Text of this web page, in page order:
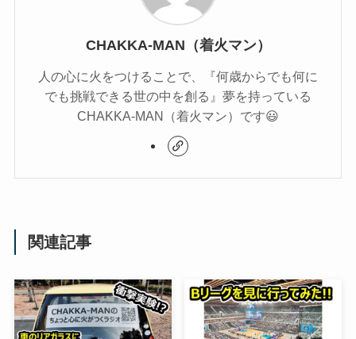
CHAKKA-MAN（着火マン）
人の心に火をつけることで、『何歳からでも何に
でも挑戦できる世の中を創る』夢を持っている
CHAKKA-MAN（着火マン）です😃
関連記事